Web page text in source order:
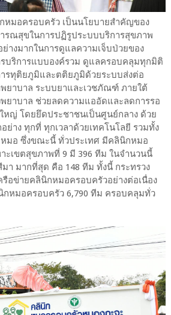
หมอครอบครัว เป็นนโยบายสำคัญของ
รณสุขในการปฏิรูประบบบริการสุขภาพ
างมากในการดูแลความเจ็บป่วยของ
บริการแบบองค์รวม ดูแลครอบคลุมทุกมิติ
รทุติยภูมิและตติยภูมิด้วยระบบส่งต่อ
ยาบาล ระบบยาและเวชภัณฑ์ ภายใต้
ยาบาล ช่วยลดความแออัดและลดการรอ
หญ่ โดยยึดประชาชนเป็นศูนย์กลาง ด้วย
าง ทุกที่ ทุกเวลาด้วยเทคโนโลยี รวมทั้ง
หมอ ซึ่งขณะนี้ ทั่วประเทศ มีคลินิกหมอ
ะเขตสุขภาพที่ 9 มี 396 ทีม ในจำนวนนี้
า มากที่สุด คือ 148 ทีม ทั้งนี้ กระทรวง
อข่ายคลินิกหมอครอบครัวอย่างต่อเนื่อง
กหมอครอบครัว 6,790 ทีม ครอบคลุมทั่ว